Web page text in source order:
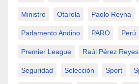
Ministro Otarola Paolo Reyna
Parlamento Andino PARO Perú
Premier League Raúl Pérez Reyes
Seguridad Selección Sport